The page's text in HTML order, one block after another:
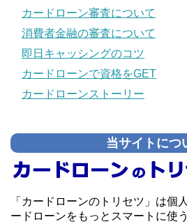
カードローン審査について
消費者金融の審査について
即日キャッシングのコツ
カードローンで資格をGET
カードローンストーリー
当サイトにつ
「カードローンのトリセツ」は個
ードローンをもっとスマートに使